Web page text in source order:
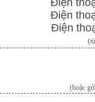
Điện
Điện
Điện
(hoặc